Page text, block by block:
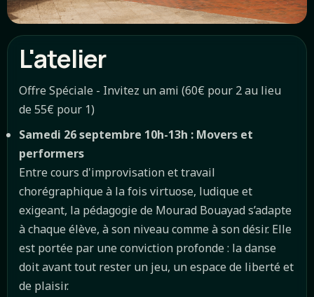
L'atelier
Offre Spéciale - Invitez un ami (60€ pour 2 au lieu
de 55€ pour 1)
Samedi 26 septembre 10h-13h : Movers et
performers
Entre cours d'improvisation et travail
chorégraphique à la fois virtuose, ludique et
exigeant, la pédagogie de Mourad Bouayad s’adapte
à chaque élève, à son niveau comme à son désir. Elle
est portée par une conviction profonde : la danse
doit avant tout rester un jeu, un espace de liberté et
de plaisir.